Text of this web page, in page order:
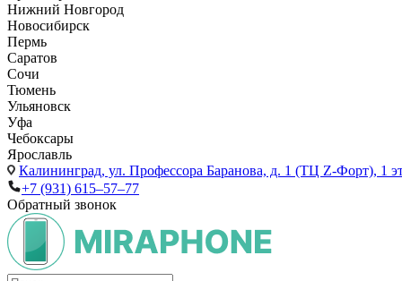
Нижний Новгород
Новосибирск
Пермь
Саратов
Сочи
Тюмень
Ульяновск
Уфа
Чебоксары
Ярославль
Калининград, ул. Профессора Баранова, д. 1 (ТЦ Z-Форт), 1
+7 (931) 615‒57‒77
Обратный звонок